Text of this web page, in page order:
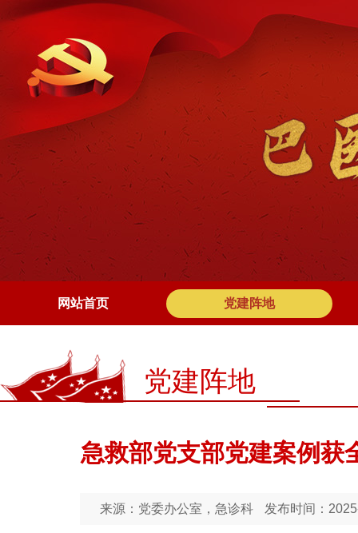
网站首页 党建阵地
党建阵地
急救部党支部党建案例获
来源：党委办公室，急诊科 发布时间：